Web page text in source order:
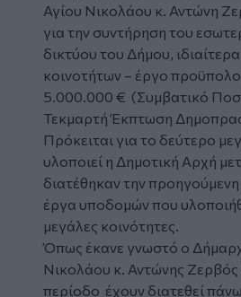
Αγίου Νικολάου κ. Αντώνη
για την συντήρηση του
δικτύου του Δήμου,
κοινοτήτων – έργο
5.000.000 € (Συμβατικό
Τεκμαρτή Έκπτωση
Πρόκειται για το δεύτερο
υλοποιεί η Δημοτική Αρχή
διατέθηκαν την
έργα υποδομών που
μεγάλες κοινότητες.
Όπως έκανε γνωστό ο
Νικολάου κ. Αντώνης
περίοδο έχουν διατεθεί